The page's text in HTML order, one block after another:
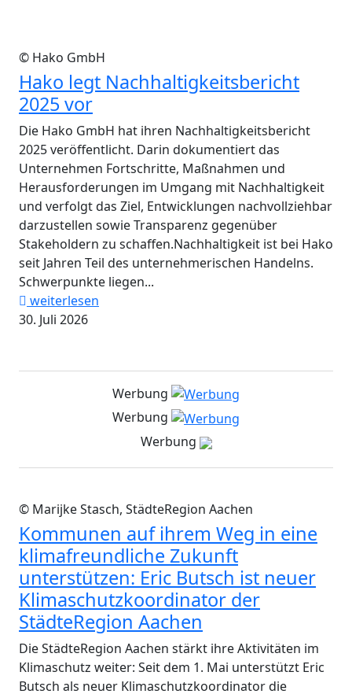
© Hako GmbH
Hako legt Nachhaltigkeitsbericht
2025 vor
Die Hako GmbH hat ihren Nachhaltigkeitsbericht
2025 veröffentlicht. Darin dokumentiert das
Unternehmen Fortschritte, Maßnahmen und
Herausforderungen im Umgang mit Nachhaltigkeit
und verfolgt das Ziel, Entwicklungen nachvollziehbar
darzustellen sowie Transparenz gegenüber
Stakeholdern zu schaffen.Nachhaltigkeit ist bei Hako
seit Jahren Teil des unternehmerischen Handelns.
Schwerpunkte liegen...
weiterlesen
30. Juli 2026
Werbung
Werbung
Werbung
© Marijke Stasch, StädteRegion Aachen
Kommunen auf ihrem Weg in eine
klimafreundliche Zukunft
unterstützen: Eric Butsch ist neuer
Klimaschutzkoordinator der
StädteRegion Aachen
Die StädteRegion Aachen stärkt ihre Aktivitäten im
Klimaschutz weiter: Seit dem 1. Mai unterstützt Eric
Butsch als neuer Klimaschutzkoordinator die